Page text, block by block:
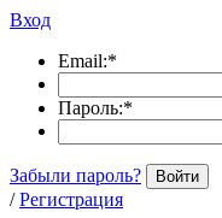
Вход
Email:*
Пароль:*
Забыли пароль? Войти
/ Регистрация